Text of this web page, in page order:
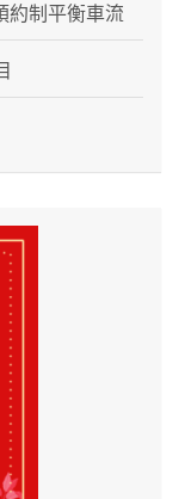
約制平衡車流